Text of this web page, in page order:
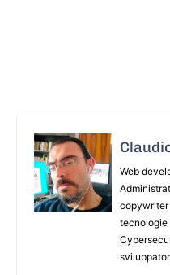
Web
tecnologie